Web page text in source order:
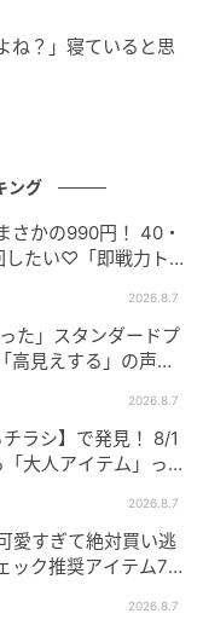
ール
？」寝ていると思
ング
さかの990円！ 40・
たい♡「即戦力ト
2026.8.7
た」スタンダードプ
高見えする」の声。
2026.8.7
ラシ】で発見！ 8/1
大人アイテム」っ
2026.8.7
愛すぎて絶対買い逃
ック推奨アイテム7
2026.8.7